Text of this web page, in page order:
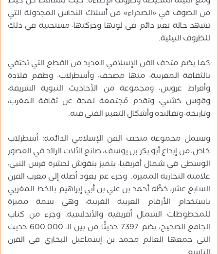
من الصوف في «الصحراء» من أسلاك النحاس المجدولة التي
تشهد حالة تغير دائم في لونها وحركتها، مستجيبة في ذلك
للظروف البيئية.
كما يضم متحف الفن الإسلامي العديد من القطع التي تحتفي
بالثقافة المغربية، منها مصحف، وأسطرلاب، وطقم قلادة
وأقراط عروس، ومجموعة من الأحاديث النبوية الشريفة،
وقوس خشبي، وتقدم مُجتمعة لمحة عن ثقافة المغرب،
وتاريخه، وتقاليده وأشكال التعبير الفني فيه.
وتشمل مجموعة متحف الفن الإسلامي الدائمة: أسطرلاب
خاص، من إبداع أبو بكر بن يوسف، صانع الآلات الرائد في العصور
الوسطى في شمال أفريقيا، يتميز بنقوش لحشرة فرس النبي،
علامته التجارية المميزة. وجزء عم يعود أصله إلى مغرب القرن
السابع عشر، خطَّه أحمد بن علي بن أبي إبراهيم بالخط المغربي
باستخدام الأرقام العربية الغربية، وهي سمة مميزة
للمخطوطات الشمال أفريقية والأندلسية. وجزء من كتاب
الجامع الصحيح، يضم 7397 حديثًا من بين الـ 600.000 حديث
التي جمعها العالم محمد بن إسماعيل البخاري في القرن